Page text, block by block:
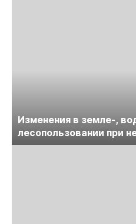
Изменения в земле-,
лесопользовании при
обсудят на семинаре